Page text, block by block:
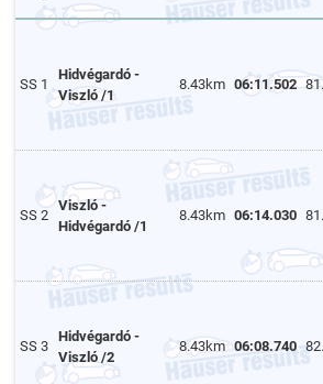
SS 1
Hidvégardó -
Viszló /1
8.43km 06:11.502
SS 2
Viszló -
Hidvégardó /1
8.43km 06:14.030
SS 3
Hidvégardó -
Viszló /2
8.43km 06:08.740